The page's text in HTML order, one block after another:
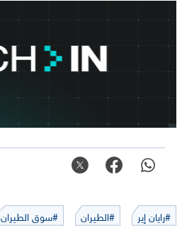
#رايان إير #الطيران #سوق الطيران